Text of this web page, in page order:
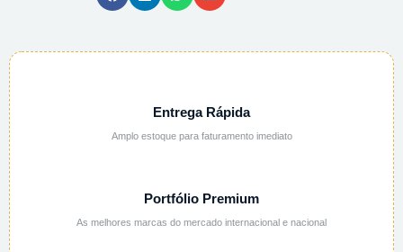
Entrega Rápida
Amplo estoque para faturamento imediato
Portfólio Premium
As melhores marcas do mercado internacional e nacional